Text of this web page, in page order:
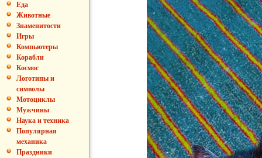
Еда
Животные
Знаменитости
Игры
Компьютеры
Корабли
Космос
Логотипы и
символы
Мотоциклы
Мужчины
Наука и техника
Популярная
механика
Праздники